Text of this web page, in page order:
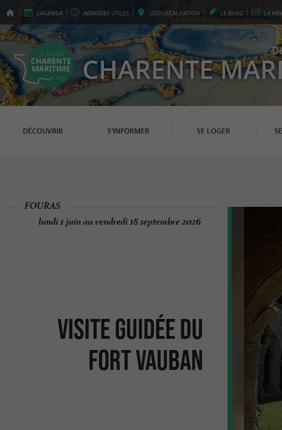
L'AGENDA ADRESSES UTILES GEOLOCALISATION LE BLOG LA
CHARENTE
DÉCOUVRIR S'INFORMER SE LOGER
Visite guidée du
fort Vauban
FOURAS
lundi 1 juin au vendredi 18 septembre 2026